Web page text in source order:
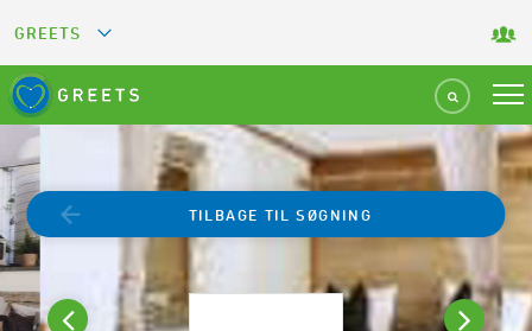
GREETS
GREEN KEY
GREEN RESTAURANT
GREEN SPORT FACILITY
GREEN TOURISM ORGANIZATION
TILBAGE TIL SØGNING